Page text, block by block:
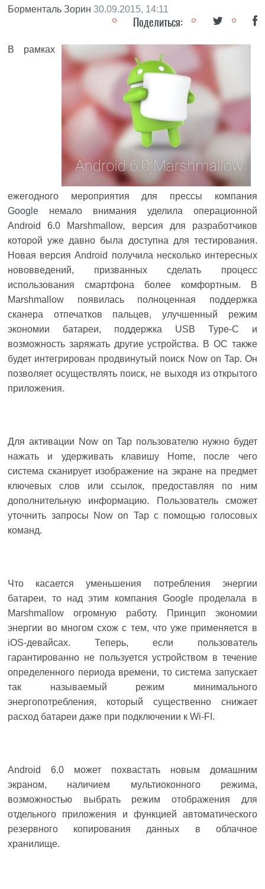
Борменталь Зорин 30.09.2015, 14:11
Поделиться:
В рамках
ежегодного мероприятия для прессы компания
Google немало внимания уделила операционной
Android 6.0 Marshmallow, версия для разработчиков
которой уже давно была доступна для тестирования.
Новая версияAndroid получила несколько интересных
нововведений, призванных сделать процесс
использования смартфона более комфортным. В
Marshmallow появилась полноценная поддержка
сканера отпечатков пальцев, улучшенный режим
экономии батареи, поддержка USB Type-C и
возможность заряжать другие устройства. В ОС также
будет интегрирован продвинутый поиск Now on Tap. Он
позволяет осуществлять поиск, не выходя из открытого
приложения.
Для активации Now on Tap пользователю нужно будет
нажать и удерживать клавишу Home, после чего
система сканирует изображение на экране на предмет
ключевых слов или ссылок, предоставляя по ним
дополнительную информацию. Пользователь сможет
уточнить запросы Now on Tap с помощью голосовых
команд.
Что касается уменьшения потребления энергии
батареи, то над этим компания Google проделала в
Marshmallow огромную работу. Принцип экономии
энергии во многом схож с тем, что уже применяется в
iOS-девайсах. Теперь, если пользователь
гарантированно не пользуется устройством в течение
определенного периода времени, то система запускает
так называемый режим минимального
энергопотребления, который существенно снижает
расход батареи даже при подключении к Wi-FI.
Android 6.0 может похвастать новым домашним
экраном, наличием мультиоконного режима,
возможностью выбрать режим отображения для
отдельного приложения и функцией автоматического
резервного копирования данных в облачное
хранилище.